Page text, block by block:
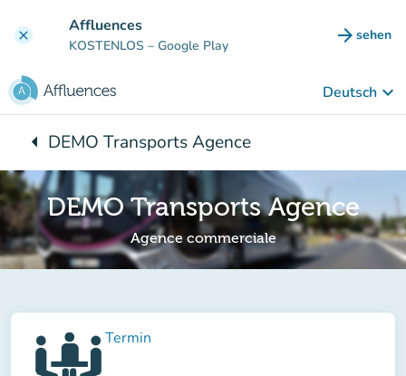
clear Affluences
KOSTENLOS – Google Play arrow_forward sehen
(new
Deutsch keyboard_arrow_down
arrow_leftZurück zu:
DEMO Transports Agence
DEMO Transports Agence
Agence commerciale
Termin